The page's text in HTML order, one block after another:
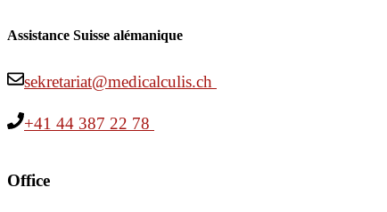
Assistance Suisse alémanique
sekretariat@medicalculis.ch
+41 44 387 22 78
Office